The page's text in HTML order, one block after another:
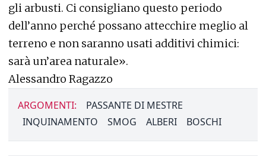
gli arbusti. Ci consigliano questo periodo
dell’anno perché possano attecchire meglio al
terreno e non saranno usati additivi chimici:
sarà un’area naturale».
Alessandro Ragazzo
ARGOMENTI:
PASSANTE DI MESTRE
INQUINAMENTO
SMOG ALBERI BOSCHI